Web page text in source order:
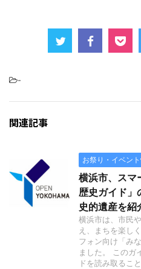
-
関連記事
お祭り・イベン
横浜市、スマ
歴史ガイド」
史的遺産を紹
横浜市は、市民
え、まちを楽し
フォン向け「み
ました。 このガ
ドを読み取るこ